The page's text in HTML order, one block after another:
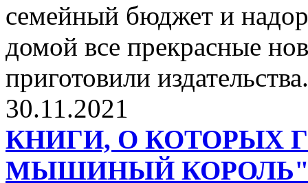
семейный бюджет и
домой все прекрасные
приготовили издательства.
30.11.2021
КНИГИ, О КОТОРЫХ
МЫШИНЫЙ